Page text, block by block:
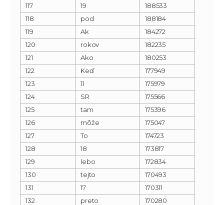
117
19
188533
118
pod
188184
119
Ak
184272
120
rokov
182235
121
Ako
180253
122
Keď
177949
123
11
175979
124
SR
175566
125
tam
175396
126
môže
175047
127
To
174723
128
18
173817
129
lebo
172834
130
tejto
170493
131
17
170311
132
preto
170280